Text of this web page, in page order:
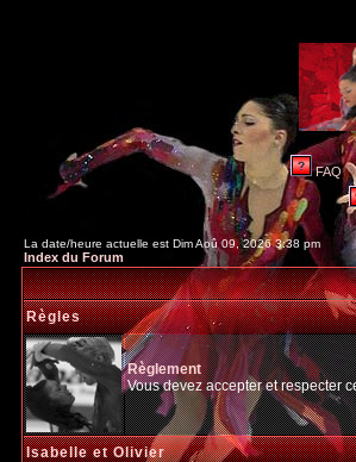
FAQ
La date/heure actuelle est Dim Aoû 09, 2026 3:38 pm
Index du Forum
Règles
Règlement
Vous devez accepter et respecter
Isabelle et Olivier